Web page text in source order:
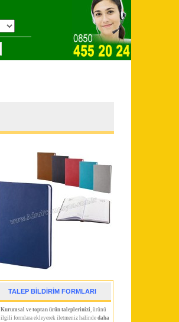
TALEP BİLDİRİM FORMLARI
Kurumsal ve toptan ürün taleplerinizi , ürünü
ilgili formlara ekleyerek iletmeniz halindedaha